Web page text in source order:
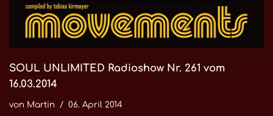
SOUL UNLIMITED Radioshow Nr. 261 vom
16.03.2014
von Martin 06. April 2014